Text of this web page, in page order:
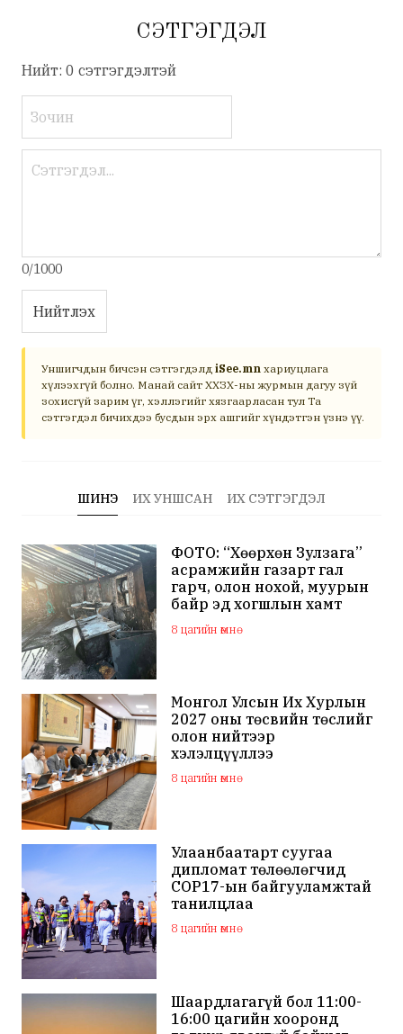
СЭТГЭГДЭЛ
Нийт: 0 сэтгэгдэлтэй
0/1000
Нийтлэх
Уншигчдын бичсэн сэтгэгдэлд iSee.mn хариуцлага
хүлээхгүй болно. Манай сайт ХХЗХ-ны журмын дагуу зүй
зохисгүй зарим үг, хэллэгийг хязгаарласан тул Та
сэтгэгдэл бичихдээ бусдын эрх ашгийг хүндэтгэн үзнэ үү.
ШИНЭ ИХ УНШСАН ИХ СЭТГЭГДЭЛ
ФОТО: “Хөөрхөн Зулзага”
асрамжийн газарт гал
гарч, олон нохой, муурын
байр эд хогшлын хамт
шатжээ
8 цагийн өмнө
Монгол Улсын Их Хурлын
2027 оны төсвийн төслийг
олон нийтээр
хэлэлцүүллээ
8 цагийн өмнө
Улаанбаатарт суугаа
дипломат төлөөлөгчид
COP17-ын байгууламжтай
танилцлаа
8 цагийн өмнө
Шаардлагагүй бол 11:00-
16:00 цагийн хооронд